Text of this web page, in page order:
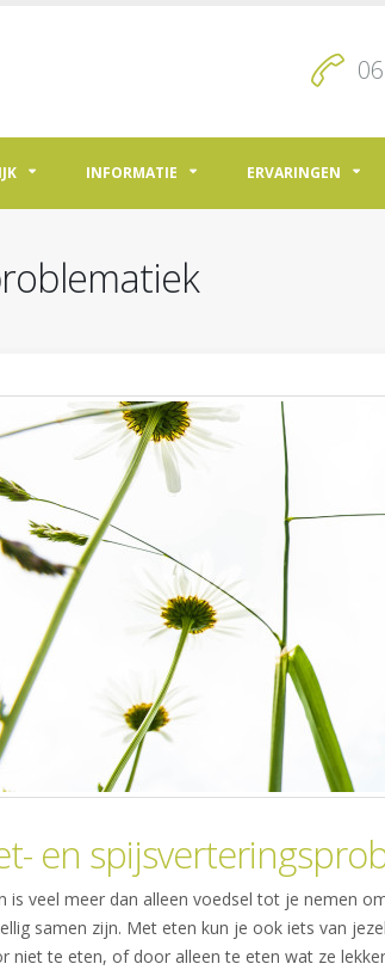
INFORMATIE ERVARINGEN
en
is veel meer dan alleen voedsel tot je nemen
samen zijn. Met eten kun je ook iets van
niet te eten, of door alleen te eten wat ze